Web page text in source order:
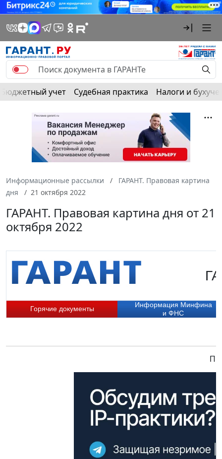
Бюджетный учет Судебная практика Налоги и
Информационные рассылки
ГАРАНТ. Правовая картина
дня
21 октября 2022
ГАРАНТ. Правовая картина дня от 21
октября 2022
Горячие документы
Информация Минфина
и ФНС